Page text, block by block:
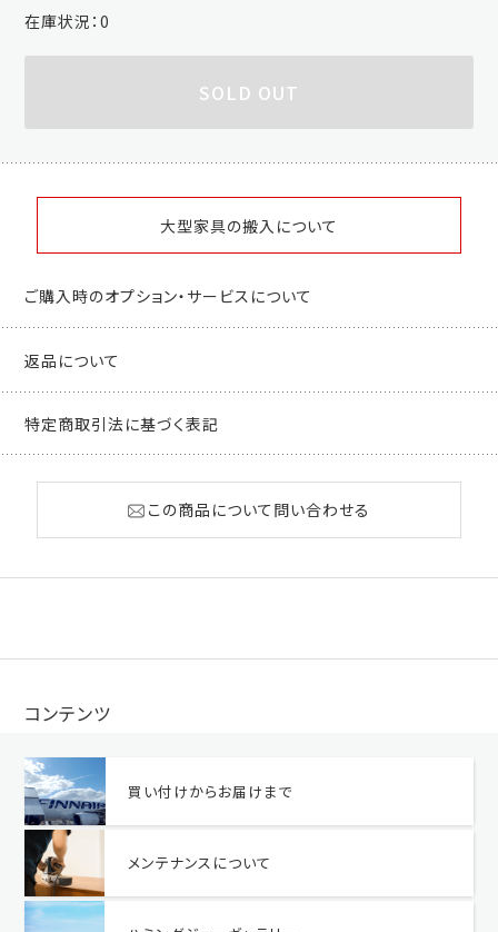
在庫状況：0
SOLD OUT
大型家具の搬入について
ご購入時のオプション・サービスについて
返品について
特定商取引法に基づく表記
この商品について問い合わせる
コンテンツ
買い付けからお届けまで
メンテナンスについて